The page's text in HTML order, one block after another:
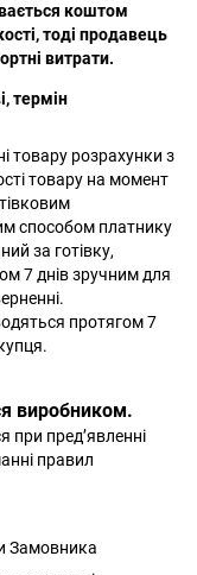
коштом
тоді продавець
витрати.
термін
товару розрахунки з
товару на момент
способом платнику
за готівку,
7 днів зручним для
протягом 7
виробником.
при пред’явленні
правил
Замовника